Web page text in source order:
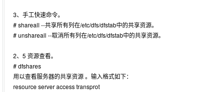
3、手工快速命令。
# shareall --共享所有列在/etc/dfs/dfstab中的共享资源。
# unshareall --取消所有列在/etc/dfs/dfstab中的共享资源。
2、5 资源查看。
# dfshares
用以查看服务器的共享资源 。输入格式如下：
resource server access transprot